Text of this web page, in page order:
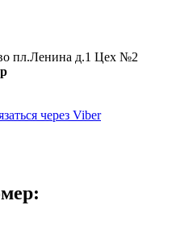
пл.Ленина д.1 Цех №2